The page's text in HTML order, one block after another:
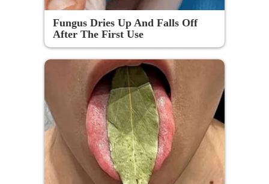
Fungus Dries Up And Falls Off
After The First Use